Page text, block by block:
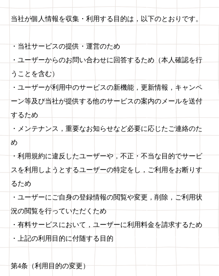
当社が個人情報を収集・利用する目的は，以下のとおりです。
・当社サービスの提供・運営のため
・ユーザーからのお問い合わせに回答するため（本人確認を行
うことを含む）
・ユーザーが利用中のサービスの新機能，更新情報，キャンペ
ーン等及び当社が提供する他のサービスの案内のメールを送付
するため
・メンテナンス，重要なお知らせなど必要に応じたご連絡のた
め
・利用規約に違反したユーザーや，不正・不当な目的でサービ
スを利用しようとするユーザーの特定をし，ご利用をお断りす
るため
・ユーザーにご自身の登録情報の閲覧や変更，削除，ご利用状
況の閲覧を行っていただくため
・有料サービスにおいて，ユーザーに利用料金を請求するため
・上記の利用目的に付随する目的
第4条（利用目的の変更）